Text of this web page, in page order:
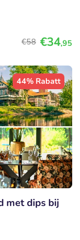
€58 €34,95
44% Rabatt
met dips bij